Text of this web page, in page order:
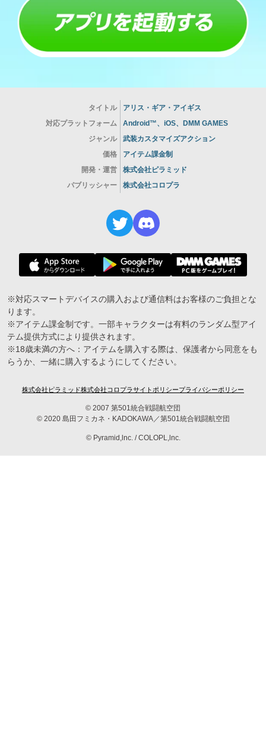
タイトル
アリス・ギア・アイギス
対応プラットフォーム
Android™、iOS、DMM GAMES
ジャンル
武装カスタマイズアクション
価格
アイテム課金制
開発・運営
株式会社ピラミッド
パブリッシャー
株式会社コロプラ
※対応スマートデバイスの購入および通信料はお客様のご負担とな
ります。
※アイテム課金制です。一部キャラクターは有料のランダム型アイ
テム提供方式により提供されます。
※18歳未満の方へ：アイテムを購入する際は、保護者から同意をも
らうか、一緒に購入するようにしてください。
株式会社ピラミッド株式会社コロプラサイトポリシープライバシーポリシー
© 2007 第501統合戦闘航空団
© 2020 島田フミカネ・KADOKAWA／第501統合戦闘航空団
© Pyramid,lnc. / COLOPL,lnc.